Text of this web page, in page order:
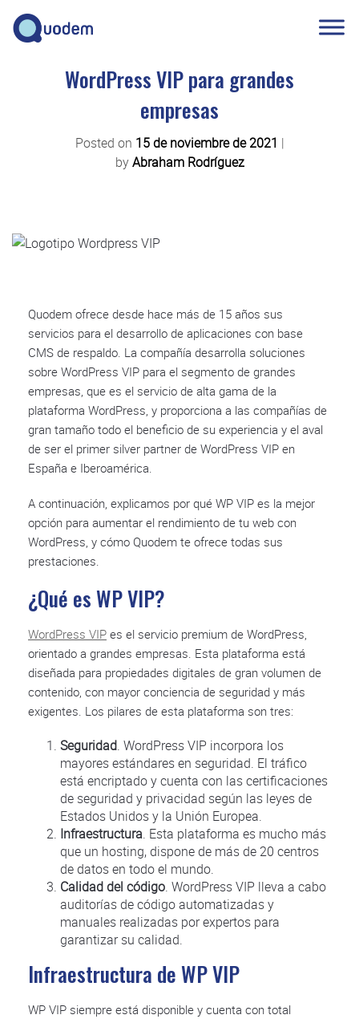
WordPress VIP para grandes
empresas
Posted on 15 de noviembre de 2021 |
byAbraham Rodríguez
Quodem ofrece desde hace más de 15 años sus
servicios para el desarrollo de aplicaciones con base
CMS de respaldo. La compañía desarrolla soluciones
sobre WordPress VIP para el segmento de grandes
empresas, que es el servicio de alta gama de la
plataforma WordPress, y proporciona a las compañías de
gran tamaño todo el beneficio de su experiencia y el aval
de ser el primer silver partner de WordPress VIP en
España e Iberoamérica.
A continuación, explicamos por qué WP VIP es la mejor
opción para aumentar el rendimiento de tu web con
WordPress, y cómo Quodem te ofrece todas sus
prestaciones.
¿Qué es WP VIP?
WordPress VIP es el servicio premium de WordPress,
orientado a grandes empresas. Esta plataforma está
diseñada para propiedades digitales de gran volumen de
contenido, con mayor conciencia de seguridad y más
exigentes. Los pilares de esta plataforma son tres:
Seguridad. WordPress VIP incorpora los
mayores estándares en seguridad. El tráfico
está encriptado y cuenta con las certificaciones
de seguridad y privacidad según las leyes de
Estados Unidos y la Unión Europea.
Infraestructura. Esta plataforma es mucho más
que un hosting, dispone de más de 20 centros
de datos en todo el mundo.
Calidad del código. WordPress VIP lleva a cabo
auditorías de código automatizadas y
manuales realizadas por expertos para
garantizar su calidad.
Infraestructura de WP VIP
WP VIP siempre está disponible y cuenta con total